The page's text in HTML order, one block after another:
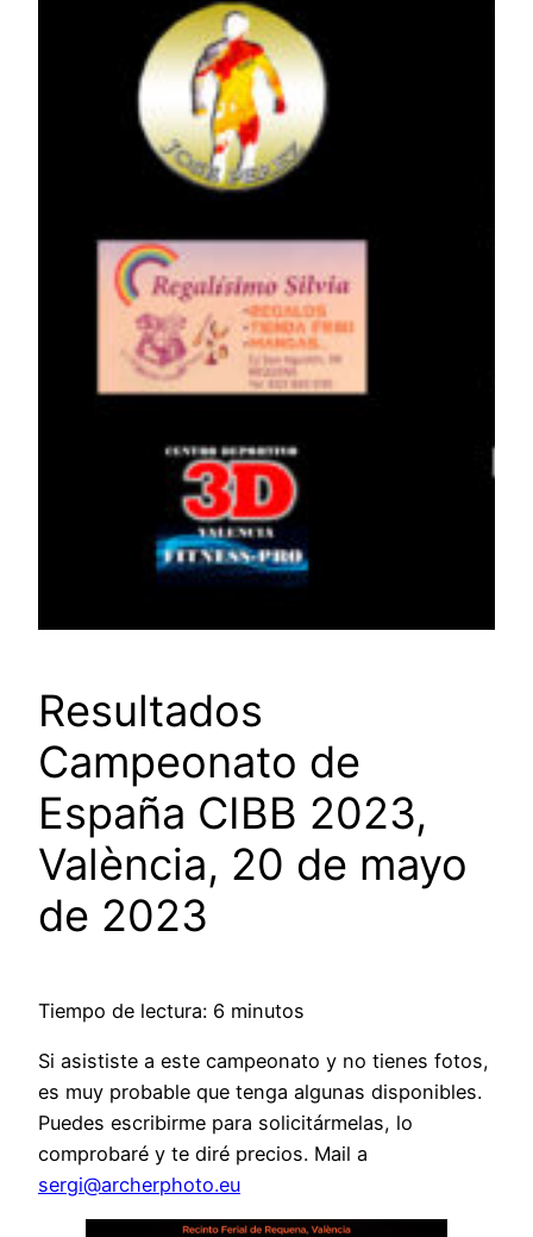
Resultados
Campeonato de
España CIBB 2023,
València, 20 de mayo
de 2023
Tiempo de lectura: 6 minutos
Si asististe a este campeonato y no tienes fotos,
es muy probable que tenga algunas disponibles.
Puedes escribirme para solicitármelas, lo
comprobaré y te diré precios. Mail a
sergi@archerphoto.eu